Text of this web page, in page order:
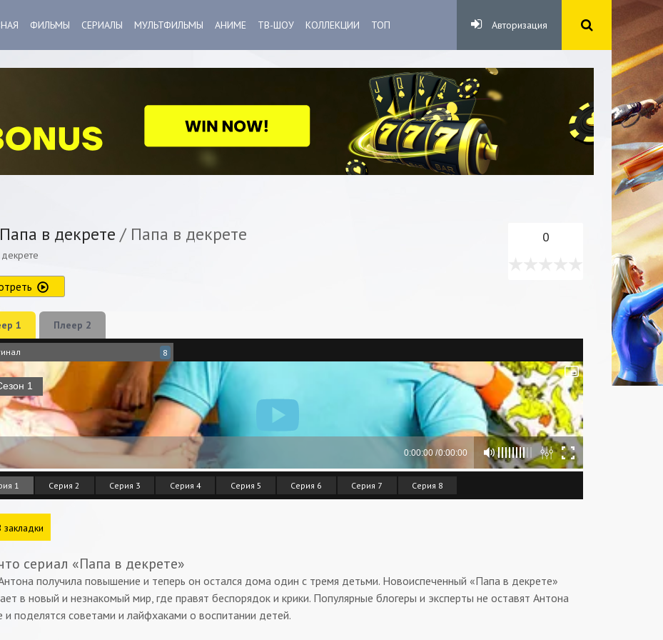
ФИЛЬМЫ СЕРИАЛЫ МУЛЬТФИЛЬМЫ АНИМЕ ТВ-ШОУ КОЛЛЕКЦИИ ТОП Авторизация
Папа в декрете / Папа в декрете 0
1 Плеер 2
8
1 Серия 2 Серия 3 Серия 4 Серия 5 Серия 6 Серия 7 Серия 8
закладки
сериал «Папа в декрете»
получила повышение и теперь он остался дома один с тремя детьми. Новоиспеченный «Папа в декрете»
в новый и незнакомый мир, где правят беспорядок и крики. Популярные блогеры и эксперты не оставят Антона
и поделятся советами и лайфхаками о воспитании детей.